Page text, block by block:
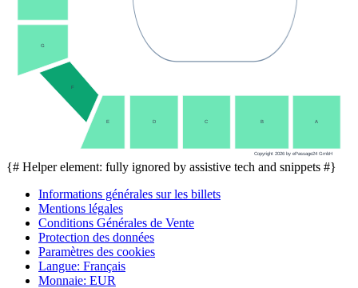
G
F
D C B A
E
Copyright 2026 by ePassage24 GmbH
{# Helper element: fully ignored by assistive tech and snippets #}
Informations générales sur les billets
Mentions légales
Conditions Générales de Vente
Protection des données
Paramètres des cookies
Langue: Français
Monnaie: EUR